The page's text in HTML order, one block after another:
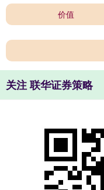
价值
关注 联华证券策略